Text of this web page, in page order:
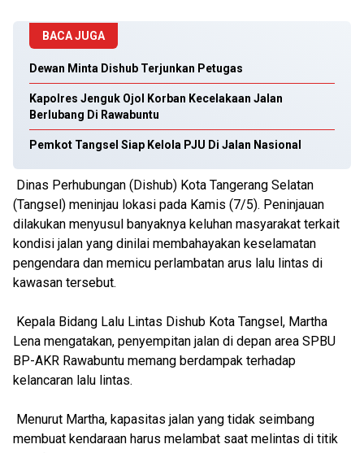
BACA JUGA
Dewan Minta Dishub Terjunkan Petugas
Kapolres Jenguk Ojol Korban Kecelakaan Jalan
Berlubang Di Rawabuntu
Pemkot Tangsel Siap Kelola PJU Di Jalan Nasional
Dinas Perhubungan (Dishub) Kota Tangerang Selatan
(Tangsel) meninjau lokasi pada Kamis (7/5). Peninjauan
dilakukan menyusul banyaknya keluhan masyarakat terkait
kondisi jalan yang dinilai membahayakan keselamatan
pengendara dan memicu perlambatan arus lalu lintas di
kawasan tersebut.
Kepala Bidang Lalu Lintas Dishub Kota Tangsel, Martha
Lena mengatakan, penyempitan jalan di depan area SPBU
BP-AKR Rawabuntu memang berdampak terhadap
kelancaran lalu lintas.
Menurut Martha, kapasitas jalan yang tidak seimbang
membuat kendaraan harus melambat saat melintas di titik